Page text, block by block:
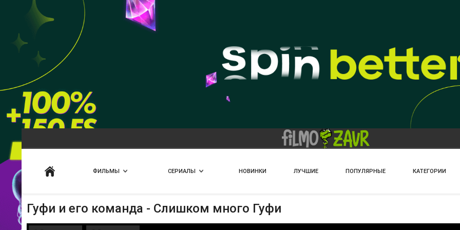
ФИЛЬМЫ СЕРИАЛЫ НОВИНКИ ЛУЧШИЕ ПОПУЛЯРНЫЕ КАТЕГОРИИ
Гуфи и его команда - Слишком много Гуфи